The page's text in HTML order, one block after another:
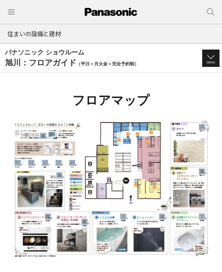
住まいの設備と建材
パナソニック ショウルーム
旭川：フロアガイド （平日＜月火金＞完全予約制） MENU
フロアマップ